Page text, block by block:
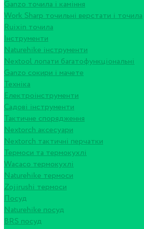
Ganzo точила і каміння
Work Sharp точильні верстати і точила
Ruixin точила
Інструменти
Naturehike інструменти
Nextool лопати багатофункціональні
Ganzo сокири і мачете
Техніка
Електроінструменти
Садові інструменти
Тактичне спорядження
Nextorch аксесуари
Nextorch тактичні перчатки
Термоси та термокухлі
Wacaco термокухлі
Naturehike термоси
Zojirushi термоси
Посуд
Naturehike посуд
BRS посуд